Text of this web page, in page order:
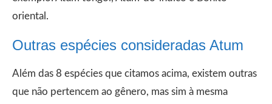
oriental.
Outras espécies consideradas Atum
Além das 8 espécies que citamos acima, existem outras
que não pertencem ao gênero, mas sim à mesma